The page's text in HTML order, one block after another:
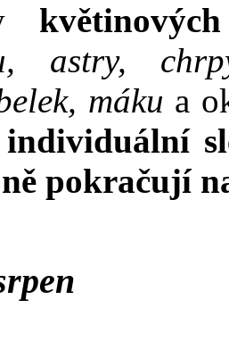
astry,
máku a
pokračují